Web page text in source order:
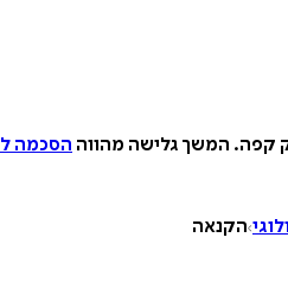
קפה. המשך גלישה מהווה הסכמה
הקנאה